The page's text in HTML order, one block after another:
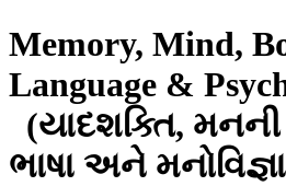
Memory, Mind,
Language &
(યાદશક્તિ,
ભાષા અને